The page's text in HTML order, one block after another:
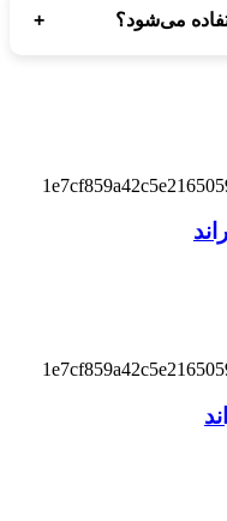
می‌شود؟